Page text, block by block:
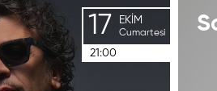
17 EKIM
Cumartesi
21:00